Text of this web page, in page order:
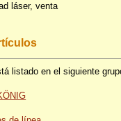
láser, venta
listado en el siguiente